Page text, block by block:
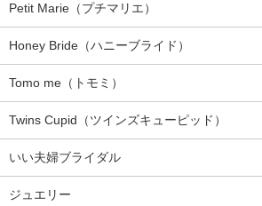
Petit Marie（プチマリエ）
Honey Bride（ハニーブライド）
Tomo me（トモミ）
Twins Cupid（ツインズキューピッド）
いい夫婦ブライダル
ジュエリー